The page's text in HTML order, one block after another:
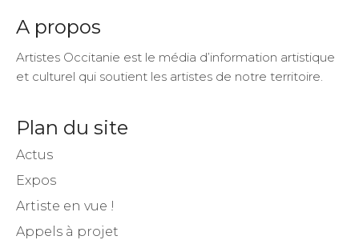
A propos
Artistes Occitanie est le média d’information artistique
et culturel qui soutient les artistes de notre territoire.
Plan du site
Actus
Expos
Artiste en vue !
Appels à projet